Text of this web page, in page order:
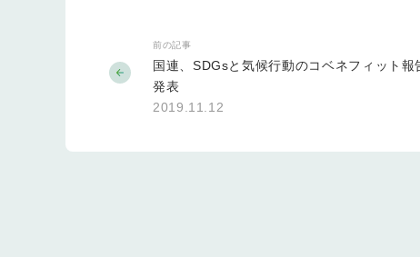
前の記事
国連、SDGsと気候行動のコベネフィット報
発表
2019.11.12